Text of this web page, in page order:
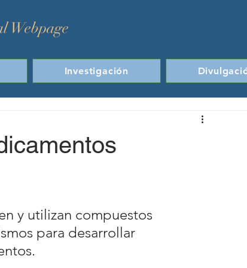
y utilizan compuestos
para desarrollar
Webpage
Investigación